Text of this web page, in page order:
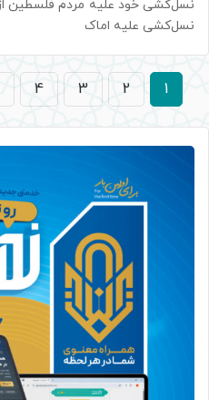
نسل‌کشی علیه اماک
1
2
3
4